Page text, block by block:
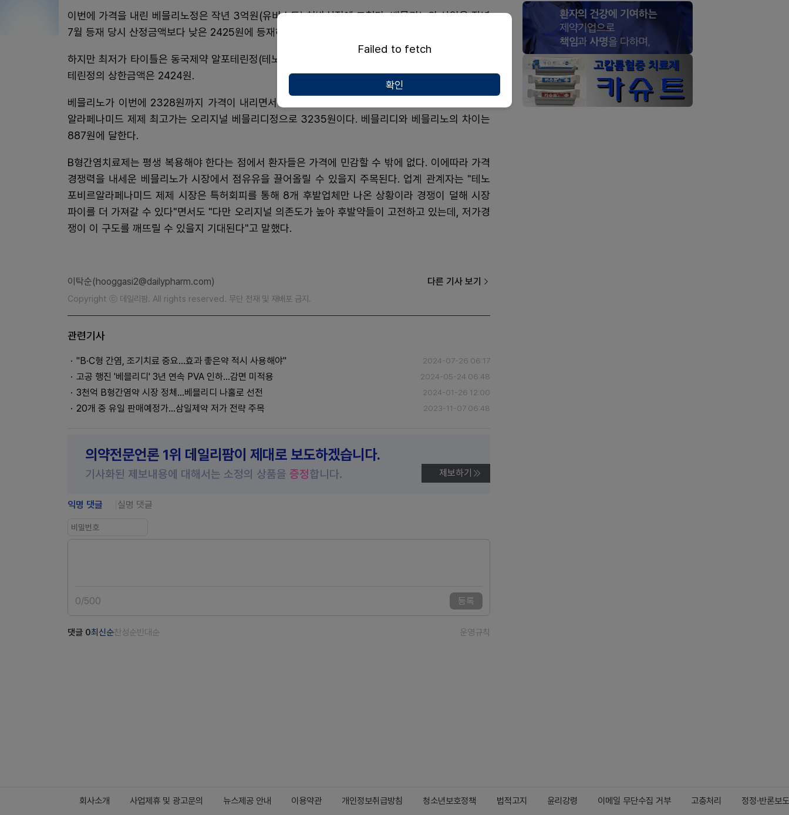
이번에 가격을 내린 베믈리노정은 작년 3억원(유비스트) 처방실적에 그쳤다. 베믈리노의 삼일은 작년
7월 등재 당시 산정금액보다 낮은 2425원에 등재하면서 약가 경쟁력을 내세웠다.
하지만 최저가 타이틀은 동국제약 알포테린정(테노포비르알라페나미드헤미말산염)이 차지했다. 알포
테린정의 상한금액은 2424원.
베믈리노가 이번에 2328원까지 가격이 내리면서 최저가 타이틀을 가져온 셈이다. 현재 테노포비르
알라페나미드 제제 최고가는 오리지널 베믈리디정으로 3235원이다. 베믈리디와 베믈리노의 차이는
887원에 달한다.
B형간염치료제는 평생 복용해야 한다는 점에서 환자들은 가격에 민감할 수 밖에 없다. 이에따라 가격
경쟁력을 내세운 베믈리노가 시장에서 점유유을 끌어올릴 수 있을지 주목된다. 업계 관계자는 "테노
포비르알라페나미드 제제 시장은 특허회피를 통해 8개 후발업체만 나온 상황이라 경쟁이 덜해 시장
파이를 더 가져갈 수 있다"면서도 "다만 오리지널 의존도가 높아 후발약들이 고전하고 있는데, 저가경
쟁이 이 구도를 깨뜨릴 수 있을지 기대된다"고 말했다.
이탁순(hooggasi2@dailypharm.com) 다른 기사 보기
Copyright ⓒ 데일리팜. All rights reserved. 무단 전재 및 재배포 금지.
관련기사
"B·C형 간염, 조기치료 중요...효과 좋은약 적시 사용해야" 2024-07-26 06:17
고공 행진 '베믈리디' 3년 연속 PVA 인하…감면 미적용 2024-05-24 06:48
3천억 B형간염약 시장 정체...베믈리디 나홀로 선전 2024-01-26 12:00
20개 중 유일 판매예정가…삼일제약 저가 전략 주목 2023-11-07 06:48
의약전문언론 1위 데일리팜이 제대로 보도하겠습니다.
기사화된 제보내용에 대해서는 소정의 상품을 증정합니다. 제보하기
익명 댓글 실명 댓글
0/500 등록
댓글 0최신순찬성순반대순 운영규칙
회사소개 사업제휴 및 광고문의 뉴스제공 안내 이용약관 개인정보취급방침 청소년보호정책 법적고지 윤리강령 이메일 무단수집 거부 고충처리 정정·반론보도
Failed to fetch
확인